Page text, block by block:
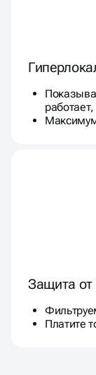
работает,
Защита от
Платите